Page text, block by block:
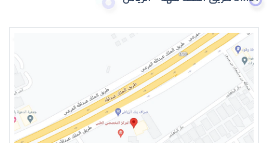
جراحة تجميل العيون بالرياض